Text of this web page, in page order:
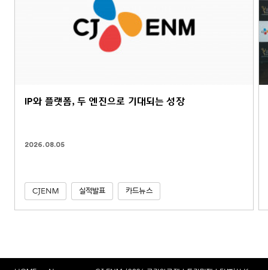
IP와 플랫폼, 두 엔진으로 기대되는 성장
2026.08.05
CJENM 실적발표 카드뉴스